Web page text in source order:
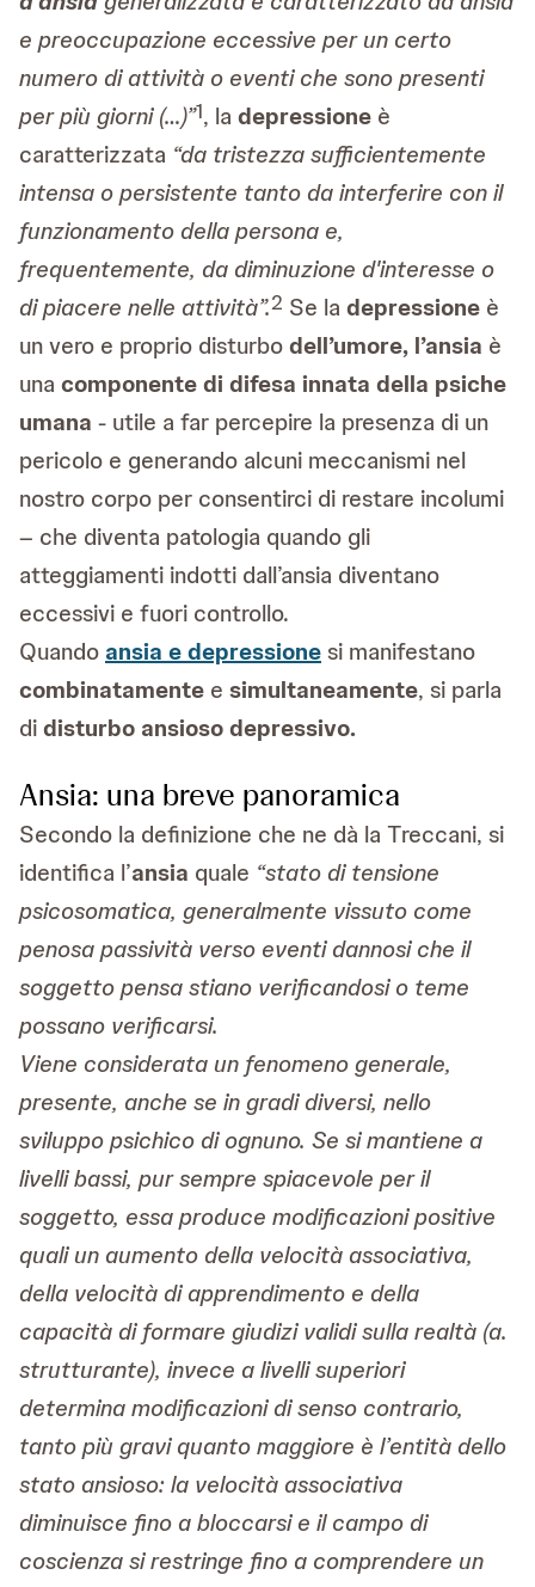
e preoccupazione eccessive per un certo
numero di attività o eventi che sono presenti
per più giorni (…)”1, la depressione è
caratterizzata “da tristezza sufficientemente
intensa o persistente tanto da interferire con il
funzionamento della persona e,
frequentemente, da diminuzione d'interesse o
di piacere nelle attività”.2 Se la depressione è
un vero e proprio disturbodell’umore, l’ansia è
una componente di difesa innata della psiche
umana - utile a far percepire la presenza di un
pericolo e generando alcuni meccanismi nel
nostro corpo per consentirci di restare incolumi
– che diventa patologia quando gli
atteggiamenti indotti dall’ansia diventano
eccessivi e fuori controllo.
Quando ansia e depressionesi manifestano
combinatamente e simultaneamente, si parla
didisturbo ansioso depressivo.
Ansia: una breve panoramica
Secondo la definizione che ne dà la Treccani, si
identifica l’ansia quale “stato di tensione
psicosomatica, generalmente vissuto come
penosa passività verso eventi dannosi che il
soggetto pensa stiano verificandosi o teme
possano verificarsi.
Viene considerata un fenomeno generale,
presente, anche se in gradi diversi, nello
sviluppo psichico di ognuno. Se si mantiene a
livelli bassi, pur sempre spiacevole per il
soggetto, essa produce modificazioni positive
quali un aumento della velocità associativa,
della velocità di apprendimento e della
capacità di formare giudizi validi sulla realtà (a.
strutturante), invece a livelli superiori
determina modificazioni di senso contrario,
tanto più gravi quanto maggiore è l’entità dello
stato ansioso: la velocità associativa
diminuisce fino a bloccarsi e il campo di
coscienza si restringe fino a comprendere un